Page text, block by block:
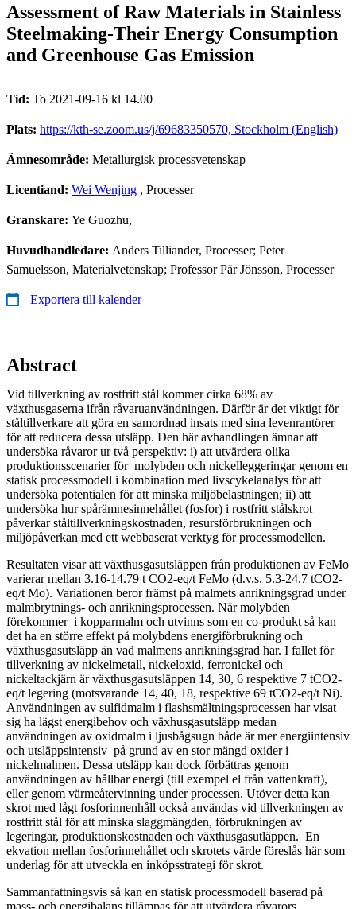
Assessment of Raw Materials in Stainless
Steelmaking-Their Energy Consumption
and Greenhouse Gas Emission
Tid: To 2021-09-16 kl 14.00
Plats: https://kth-se.zoom.us/j/69683350570, Stockholm (English)
Ämnesområde: Metallurgisk processvetenskap
Licentiand: Wei Wenjing , Processer
Granskare: Ye Guozhu,
Huvudhandledare: Anders Tilliander, Processer; Peter
Samuelsson, Materialvetenskap; Professor Pär Jönsson, Processer
Exportera till kalender
Abstract
Vid tillverkning av rostfritt stål kommer cirka 68% av
växthusgaserna ifrån råvaruanvändningen. Därför är det viktigt för
ståltillverkare att göra en samordnad insats med sina levenrantörer
för att reducera dessa utsläpp. Den här avhandlingen ämnar att
undersöka råvaror ur två perspektiv: i) att utvärdera olika
produktionsscenarier för molybden och nickelleggeringar genom en
statisk processmodell i kombination med livscykelanalys för att
undersöka potentialen för att minska miljöbelastningen; ii) att
undersöka hur spårämnesinnehållet (fosfor) i rostfritt stålskrot
påverkar ståltillverkningskostnaden, resursförbrukningen och
miljöpåverkan med ett webbaserat verktyg för processmodellen.
Resultaten visar att växthusgasutsläppen från produktionen av FeMo
varierar mellan 3.16-14.79 t CO2-eq/t FeMo (d.v.s. 5.3-24.7 tCO2-
eq/t Mo). Variationen beror främst på malmets anrikningsgrad under
malmbrytnings- och anrikningsprocessen. När molybden
förekommer i kopparmalm och utvinns som en co-produkt så kan
det ha en större effekt på molybdens energiförbrukning och
växthusgasutsläpp än vad malmens anrikningsgrad har. I fallet för
tillverkning av nickelmetall, nickeloxid, ferronickel och
nickeltackjärn är växthusgasutsläppen 14, 30, 6 respektive 7 tCO2-
eq/t legering (motsvarande 14, 40, 18, respektive 69 tCO2-eq/t Ni).
Användningen av sulfidmalm i flashsmältningsprocessen har visat
sig ha lägst energibehov och växhusgasutsläpp medan
användningen av oxidmalm i ljusbågsugn både är mer energiintensiv
och utsläppsintensiv på grund av en stor mängd oxider i
nickelmalmen. Dessa utsläpp kan dock förbättras genom
användningen av hållbar energi (till exempel el från vattenkraft),
eller genom värmeåtervinning under processen. Utöver detta kan
skrot med lågt fosforinnenhåll också användas vid tillverkningen av
rostfritt stål för att minska slaggmängden, förbrukningen av
legeringar, produktionskostnaden och växthusgasutläppen. En
ekvation mellan fosforinnehållet och skrotets värde föreslås här som
underlag för att utveckla en inköpsstrategi för skrot.
Sammanfattningsvis så kan en statisk processmodell baserad på
mass- och energibalans tillämpas för att utvärdera råvarors